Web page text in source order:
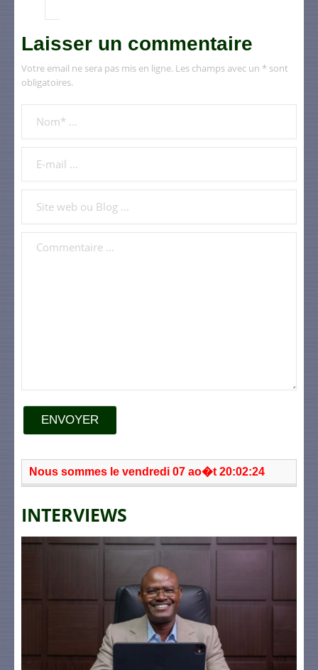
Laisser un commentaire
Votre email ne sera pas mis en ligne. Les champs avec un * sont
obligatoires.
ENVOYER
Nous sommes le vendredi 07 ao�t 20:02:24
INTERVIEWS